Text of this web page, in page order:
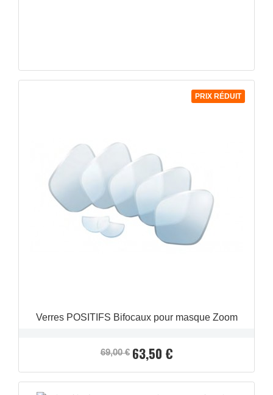
PRIX RÉDUIT
Verres POSITIFS Bifocaux pour masque Zoom
Prix
base
69,00 € Prix
63,50 €